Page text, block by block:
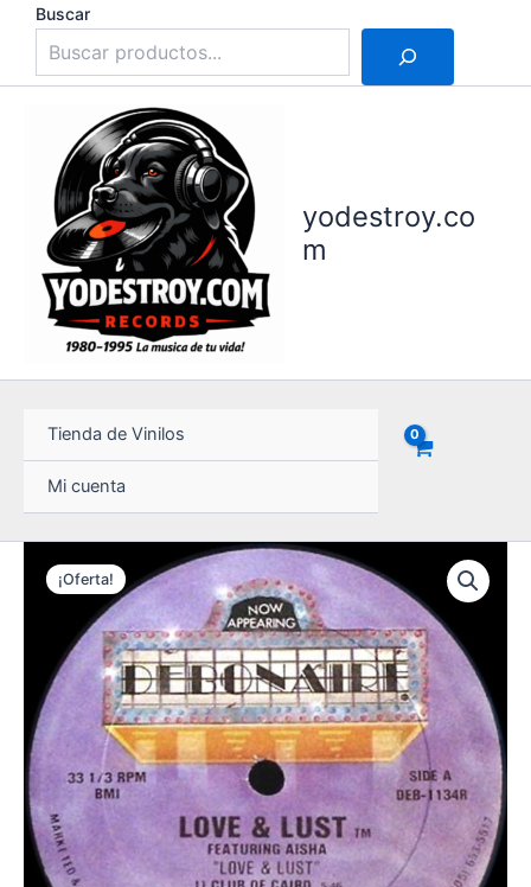
contenido
Buscar
yodestroy.co
m
Tienda de Vinilos
Mi cuenta
¡Oferta!